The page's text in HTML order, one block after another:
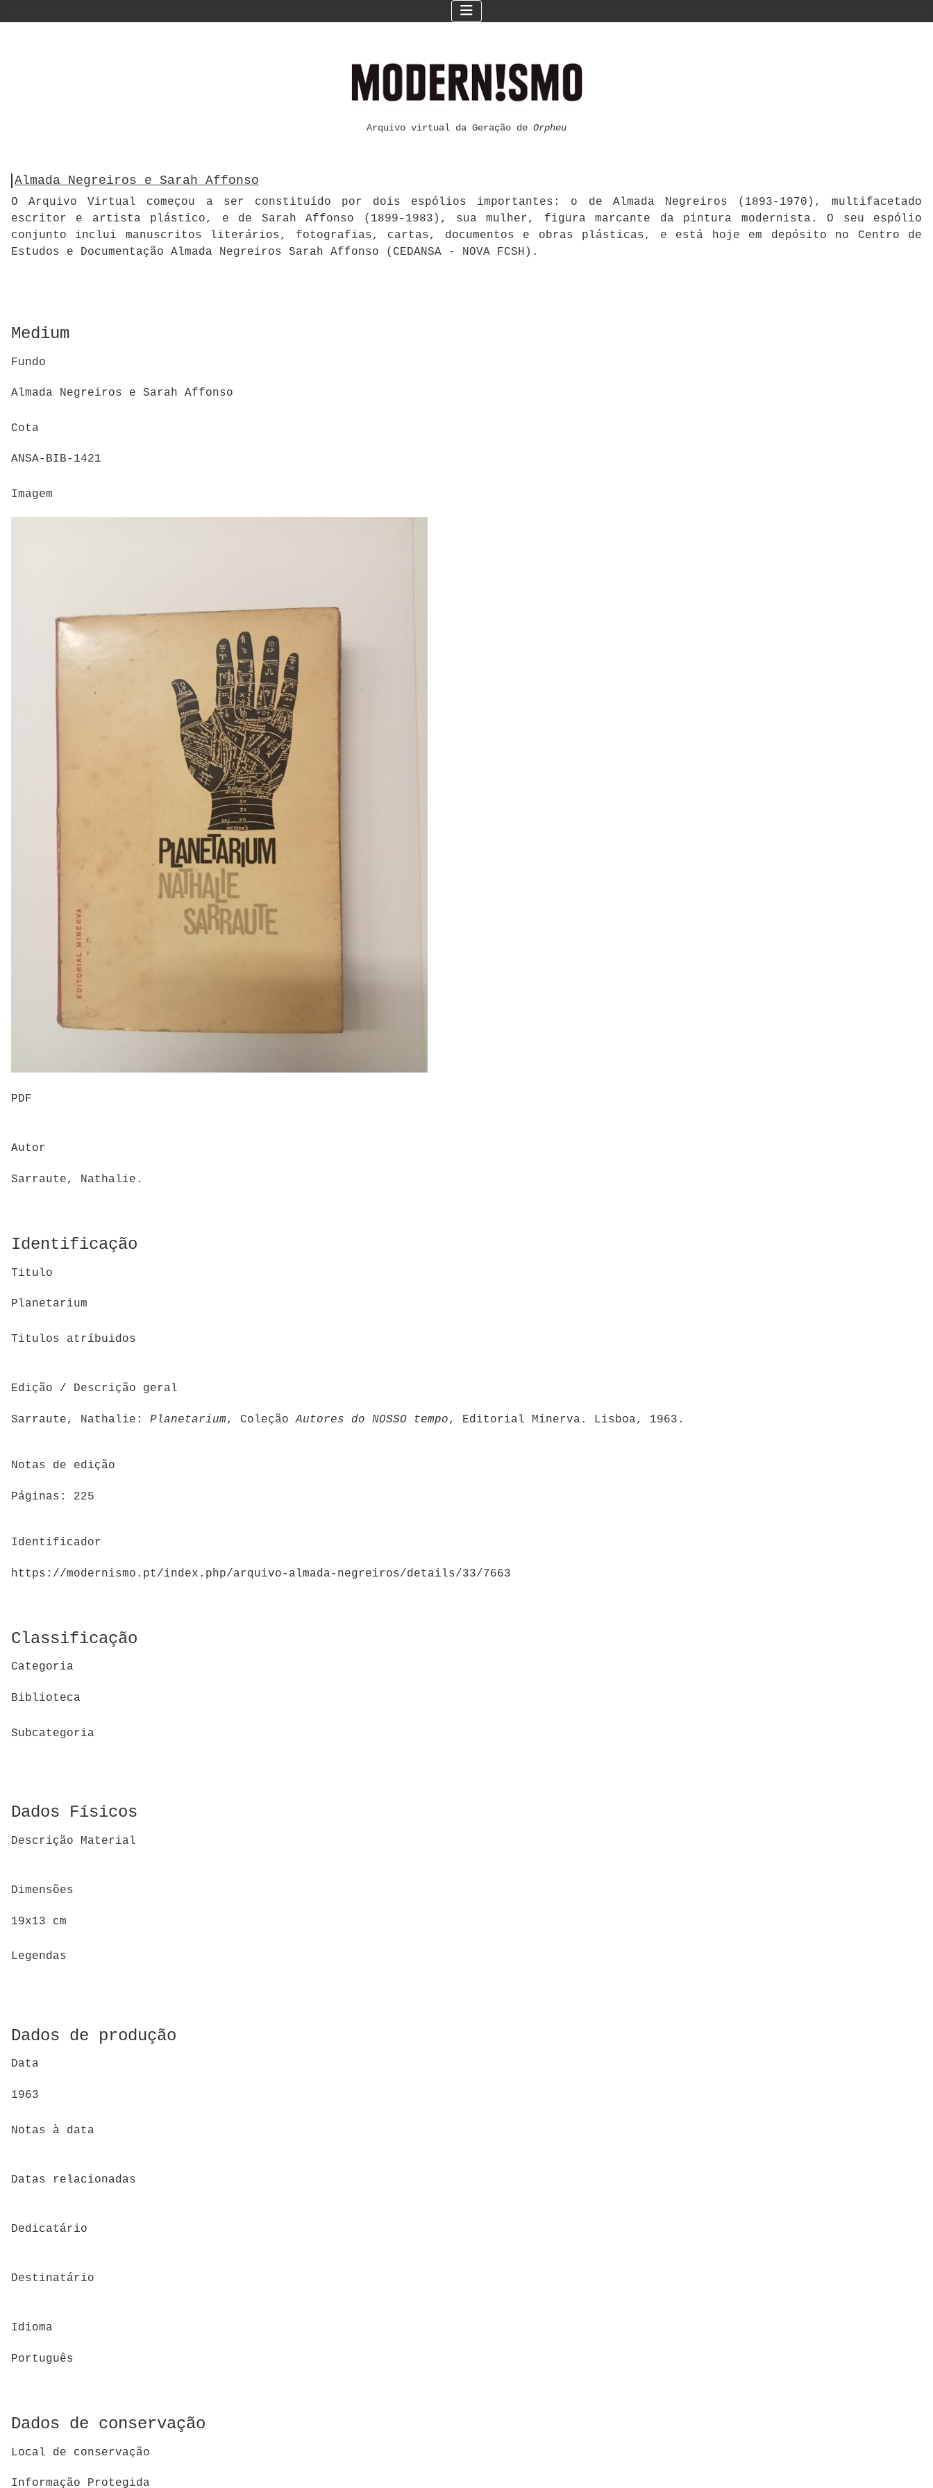
Arquivo virtual da Geração de Orpheu
Almada Negreiros e Sarah Affonso
O Arquivo Virtual começou a ser constituído por dois espólios importantes: o de Almada Negreiros (1893-1970), multifacetado
escritor e artista plástico, e de Sarah Affonso (1899-1983), sua mulher, figura marcante da pintura modernista. O seu espólio
conjunto inclui manuscritos literários, fotografias, cartas, documentos e obras plásticas, e está hoje em depósito no Centro de
Estudos e Documentação Almada Negreiros Sarah Affonso (CEDANSA - NOVA FCSH).
Medium
Fundo
Almada Negreiros e Sarah Affonso
Cota
ANSA-BIB-1421
Imagem
PDF
Autor
Sarraute, Nathalie.
Identificação
Titulo
Planetarium
Titulos atríbuidos
Edição / Descrição geral
Sarraute, Nathalie: Planetarium, ColeçãoAutores do NOSSO tempo, Editorial Minerva. Lisboa, 1963.
Notas de edição
Páginas: 225
Identificador
https://modernismo.pt/index.php/arquivo-almada-negreiros/details/33/7663
Classificação
Categoria
Biblioteca
Subcategoria
Dados Físicos
Descrição Material
Dimensões
19x13 cm
Legendas
Dados de produção
Data
1963
Notas à data
Datas relacionadas
Dedicatário
Destinatário
Idioma
Português
Dados de conservação
Local de conservação
Informação Protegida